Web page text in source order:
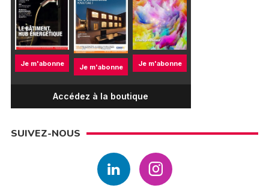
Je m'abonne Je m'abonne Je m'abonne
Accédez à la boutique
SUIVEZ-NOUS